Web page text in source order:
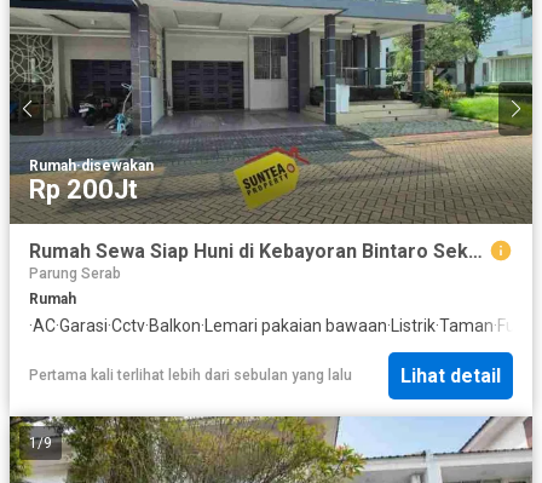
Rumah·disewakan
Rp 200Jt
Rumah Sewa Siap Huni di Kebayoran Bintaro Sektor 7
Parung Serab
Rumah
·AC·Garasi·Cctv·Balkon·Lemari pakaian bawaan·Listrik·Taman·Fully
Pertama kali terlihat lebih dari sebulan yang lalu Lihat detail
1/9